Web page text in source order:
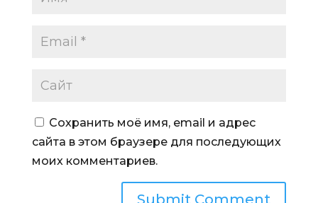
Сохранить моё имя, email и адрес
сайта в этом браузере для последующих
моих комментариев.